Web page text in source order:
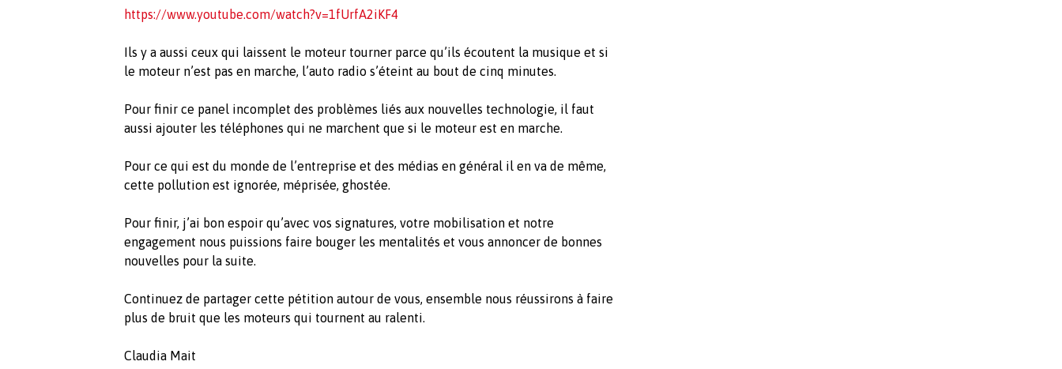
https://www.youtube.com/watch?v=1fUrfA2iKF4
Ils y a aussi ceux qui laissent le moteur tourner parce qu’ils écoutent la musique et si
le moteur n’est pas en marche, l’auto radio s’éteint au bout de cinq minutes.
Pour finir ce panel incomplet des problèmes liés aux nouvelles technologie, il faut
aussi ajouter les téléphones qui ne marchent que si le moteur est en marche.
Pour ce qui est du monde de l’entreprise et des médias en général il en va de même,
cette pollution est ignorée, méprisée, ghostée.
Pour finir, j’ai bon espoir qu’avec vos signatures, votre mobilisation et notre
engagement nous puissions faire bouger les mentalités et vous annoncer de bonnes
nouvelles pour la suite.
Continuez de partager cette pétition autour de vous, ensemble nous réussirons à faire
plus de bruit que les moteurs qui tournent au ralenti.
Claudia Mait